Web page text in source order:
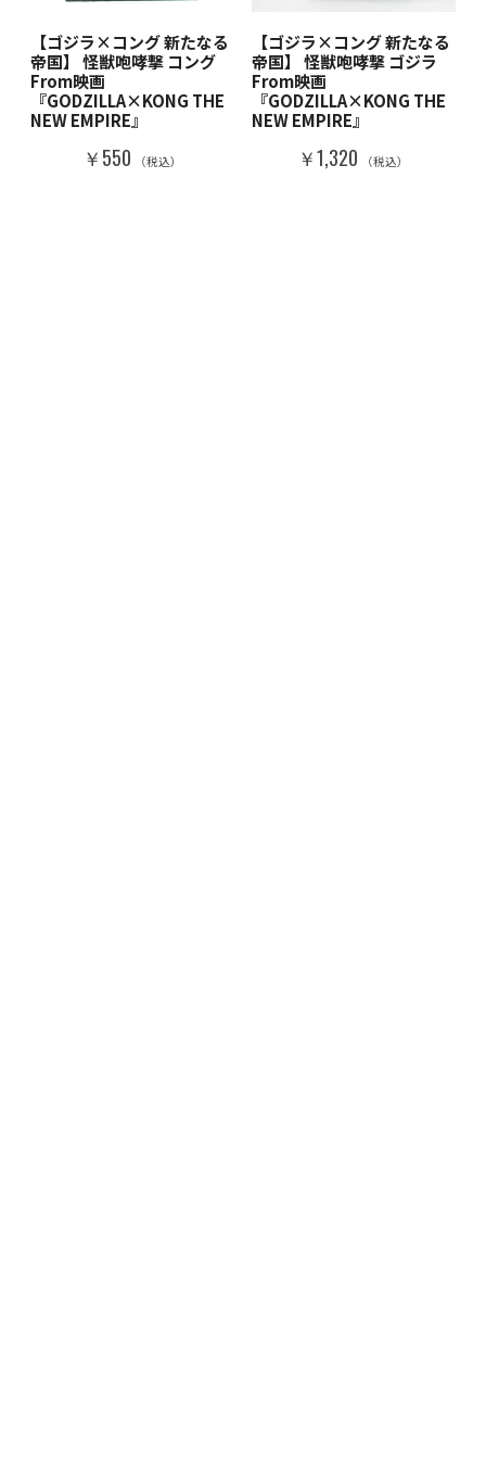
【ゴジラ×コング 新たなる
帝国】 怪獣咆哮撃 コング
From映画
『GODZILLA×KONG THE
NEW EMPIRE』
￥550 （税込）
【ゴジラ×コング 新たなる
帝国】 怪獣咆哮撃 ゴジラ
From映画
『GODZILLA×KONG THE
NEW EMPIRE』
￥1,320 （税込）